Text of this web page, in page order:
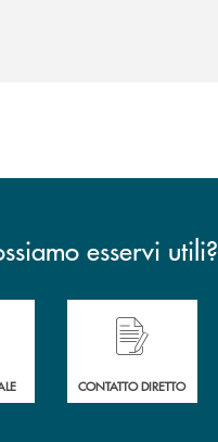
esservi utili?
completo delle filiali .
CONTATTO DIRETTO